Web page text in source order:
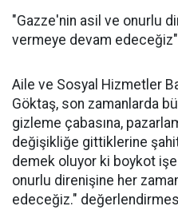
"Gazze'nin asil ve onurlu
vermeye devam edeceğiz"
Aile ve Sosyal Hizmetler
Göktaş, son zamanlarda
gizleme çabasına,
değişikliğe gittiklerine
demek oluyor ki boykot işe
onurlu direnişine her
edeceğiz."